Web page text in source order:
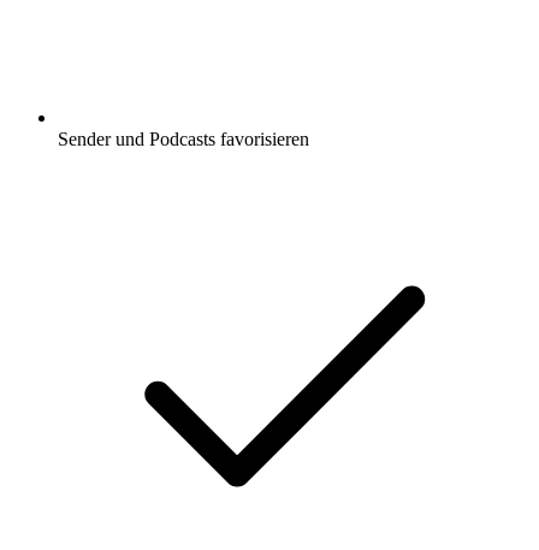
Sender und Podcasts favorisieren